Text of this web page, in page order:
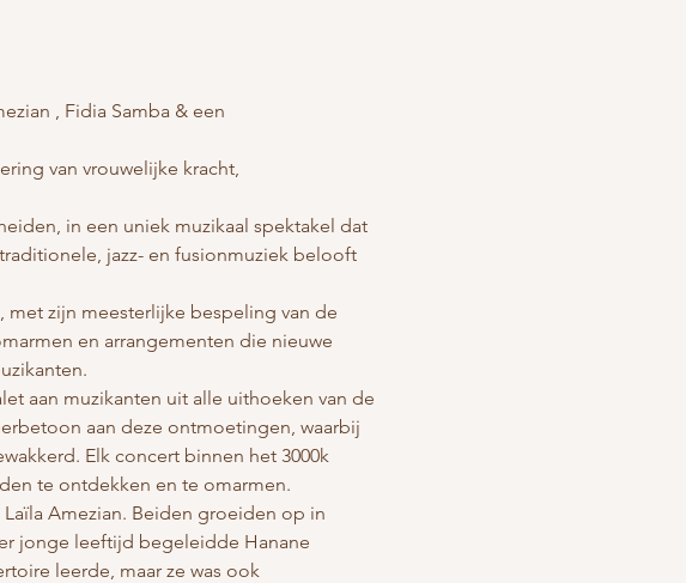
, Fidia Samba & een
van vrouwelijke kracht,
in een uniek muzikaal spektakel dat
jazz- en fusionmuziek belooft
met zijn meesterlijke bespeling van de
en arrangementen die nieuwe
aan muzikanten uit alle uithoeken van de
aan deze ontmoetingen, waarbij
Elk concert binnen het 3000k
te ontdekken en te omarmen.
Amezian. Beiden groeiden op in
jonge leeftijd begeleidde Hanane
leerde, maar ze was ook